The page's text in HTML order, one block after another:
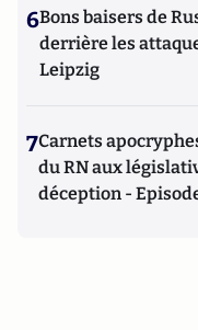
6Bons baisers de
derrière les
Leipzig
7Carnets
du RN aux
déception -